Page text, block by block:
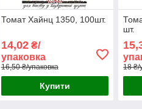
Томат Хайнц 1350, 100шт.
14,02₴/
упаковка
16,50 ₴/упаковка
Купити
шт.
18 ₴/